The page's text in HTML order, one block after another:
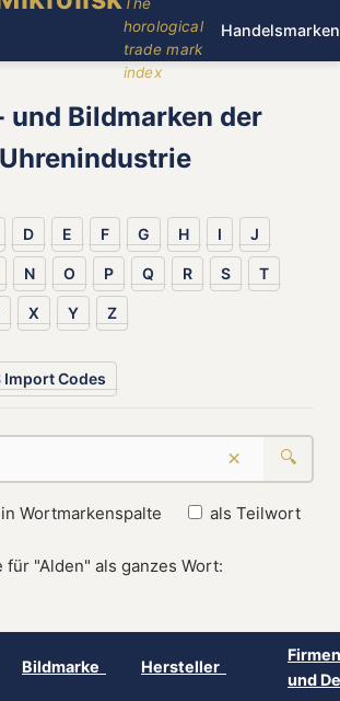
horological
trade mark
index
Handelsmarken
und Bildmarken der
Uhrenindustrie
D E F G H I J
N O P Q R S T
X Y Z
Import Codes
× 🔍
Wortmarkenspalte als Teilwort
für "Alden" als ganzes Wort:
Bildmarke Hersteller
und